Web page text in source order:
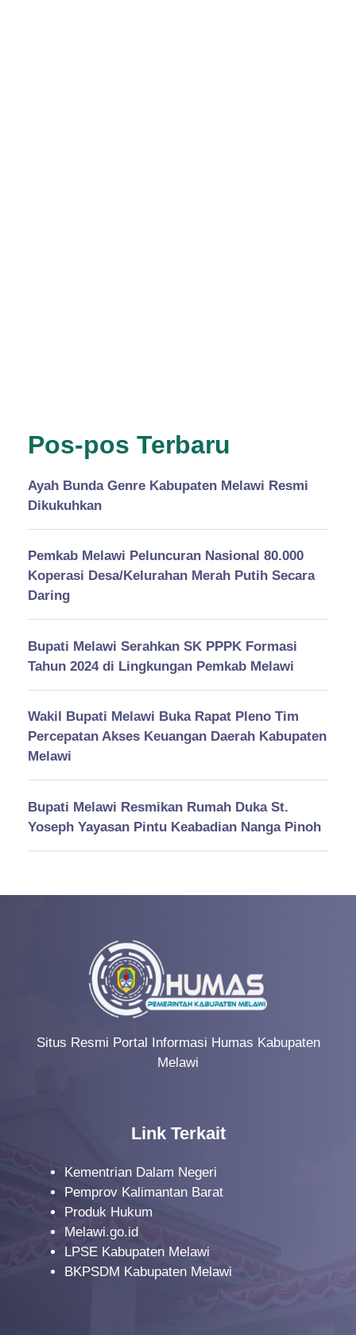
Pos-pos Terbaru
Ayah Bunda Genre Kabupaten Melawi Resmi
Dikukuhkan
Pemkab Melawi Peluncuran Nasional 80.000
Koperasi Desa/Kelurahan Merah Putih Secara
Daring
Bupati Melawi Serahkan SK PPPK Formasi
Tahun 2024 di Lingkungan Pemkab Melawi
Wakil Bupati Melawi Buka Rapat Pleno Tim
Percepatan Akses Keuangan Daerah Kabupaten
Melawi
Bupati Melawi Resmikan Rumah Duka St.
Yoseph Yayasan Pintu Keabadian Nanga Pinoh
Situs Resmi Portal Informasi Humas Kabupaten
Melawi
Link Terkait
Kementrian Dalam Negeri
Pemprov Kalimantan Barat
Produk Hukum
Melawi.go.id
LPSE Kabupaten Melawi
BKPSDM Kabupaten Melawi